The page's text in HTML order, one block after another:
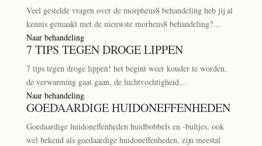
Veel gestelde vragen over de morpheus8 behandeling heb jij al
kennis gemaakt met de nieuwste morheus8 behandeling?…
Naar behandeling
7 TIPS TEGEN DROGE LIPPEN
7 tips tegen droge lippen! het begint weer kouder te worden,
de verwarming gaat gaan, de luchtvochtigheid…
Naar behandeling
GOEDAARDIGE HUIDONEFFENHEDEN
Goedaardige huidoneffenheden huidbobbels en -bultjes, ook
wel bekend als goedaardige huidoneffenheden, zijn meestal